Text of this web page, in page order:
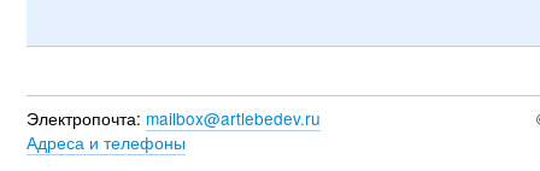
Электропочта: mailbox@artlebedev.ru
Адреса и телефоны